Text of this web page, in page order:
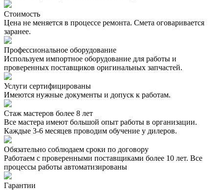
Стоимость
Цена не меняется в процессе ремонта. Смета оговаривается
заранее.
Профессиональное оборудование
Используем импортное оборудование для работы и
проверенных поставщиков оригинальных запчастей.
Услуги сертифицированы
Имеются нужные документы и допуск к работам.
Стаж мастеров более 8 лет
Все мастера имеют большой опыт работы в организации.
Каждые 3-6 месяцев проводим обучение у дилеров.
Обязательно соблюдаем сроки по договору
Работаем с проверенными поставщиками более 10 лет. Все
процессы работы автоматизированы
Гарантии